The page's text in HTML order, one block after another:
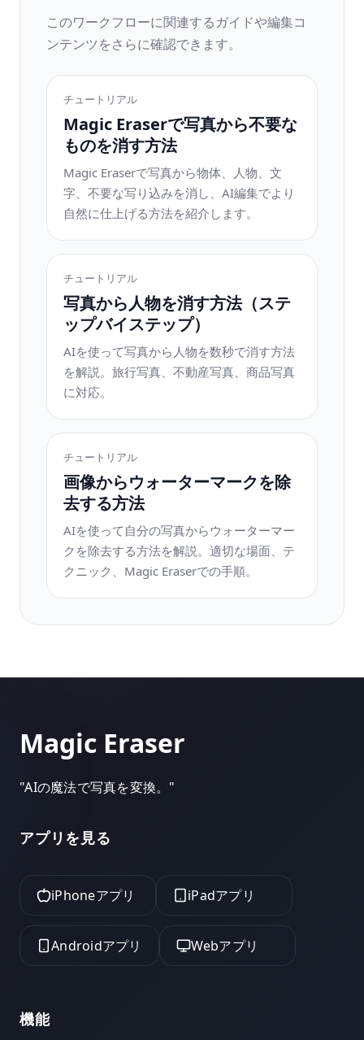
このワークフローに関連するガイドや編集コ
ンテンツをさらに確認できます。
チュートリアル
Magic Eraserで写真から不要な
ものを消す方法
Magic Eraserで写真から物体、人物、文
字、不要な写り込みを消し、AI編集でより
自然に仕上げる方法を紹介します。
チュートリアル
写真から人物を消す方法（ステ
ップバイステップ）
AIを使って写真から人物を数秒で消す方法
を解説。旅行写真、不動産写真、商品写真
に対応。
チュートリアル
画像からウォーターマークを除
去する方法
AIを使って自分の写真からウォーターマー
クを除去する方法を解説。適切な場面、テ
クニック、Magic Eraserでの手順。
Magic Eraser
"AIの魔法で写真を変換。 "
アプリを見る
iPhoneアプリ iPadアプリ
Androidアプリ Webアプリ
機能